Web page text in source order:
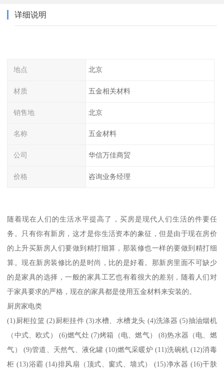
详细说明
地点 北京
材质 五金相关材料
销售地 北京
名称 五金材料
公司 华信万佳商贸
价格 咨询业务经理
随着现在人们的生活水平提高了，买房是现代人们生活的件要任
务。只有你有新房，这才是你生活资本的象征，但是由于现在房价
的上升买新房人们要做到精打细算，那装修也一样的要做到精打细
算。现在新房装修比的是时尚，比的是好看。那新房里面不可缺少
的是家具的选择，一般的家具工艺也有着很大的差别，随着人们对
于家具要求的严格，现在的家具都是使用五金材料来安装的。
厨房家电类
(1)厨柜拉篮 (2)厨柜挂件 (3)水槽、水槽龙头 (4)洗涤器 (5)抽油烟机
（中式、欧式） (6)燃气灶 (7)烤箱（电、燃气） (8)热水器（电、燃
气） (9)管道、天然气、液化罐 (10)燃气采暖炉 (11)洗碗机 (12)消毒
柜 (13)浴霸 (14)排风扇（顶式、窗式、墙式） (15)净水器 (16)干肤